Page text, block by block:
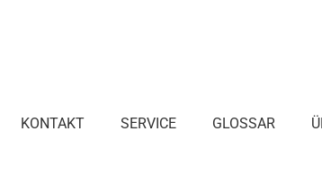
KONTAKT SERVICE GLOSSAR